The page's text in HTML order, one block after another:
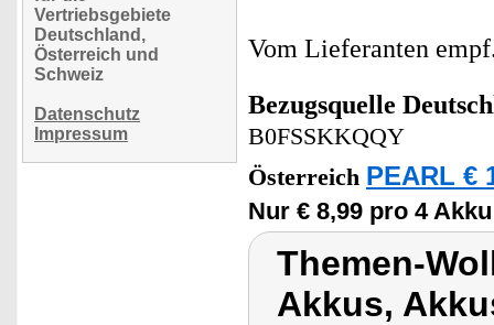
Vertriebsgebiete
Deutschland,
Österreich und
Schweiz
Datenschutz
Impressum
Vom Lieferanten
Bezugsquelle
B0FSSKKQQY
Österreich PEARL €
Nur € 8,99 pro 4
Themen-
Akkus,